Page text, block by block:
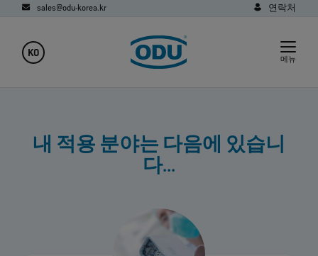
sales@odu-korea.kr 연락처
KO
메뉴
내 적용 분야는 다음에 있습니
다...